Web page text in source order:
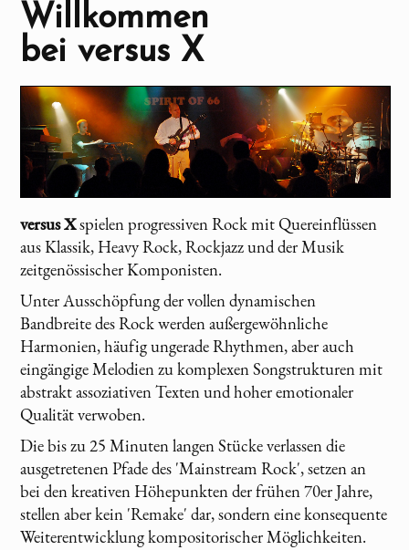
Willkommen
beiversus X
versus Xspielen progressiven Rock mit Quereinflüssen
aus Klassik, Heavy Rock, Rockjazz und der Musik
zeitgenössischer Komponisten.
Unter Ausschöpfung der vollen dynamischen
Bandbreite des Rock werden außergewöhnliche
Harmonien, häufig ungerade Rhythmen, aber auch
eingängige Melodien zu komplexen Songstrukturen mit
abstrakt assoziativen Texten und hoher emotionaler
Qualität verwoben.
Die bis zu 25 Minuten langen Stücke verlassen die
ausgetretenen Pfade des 'Mainstream Rock', setzen an
bei den kreativen Höhepunkten der frühen 70er Jahre,
stellen aber kein 'Remake' dar, sondern eine konsequente
Weiterentwicklung kompositorischer Möglichkeiten.